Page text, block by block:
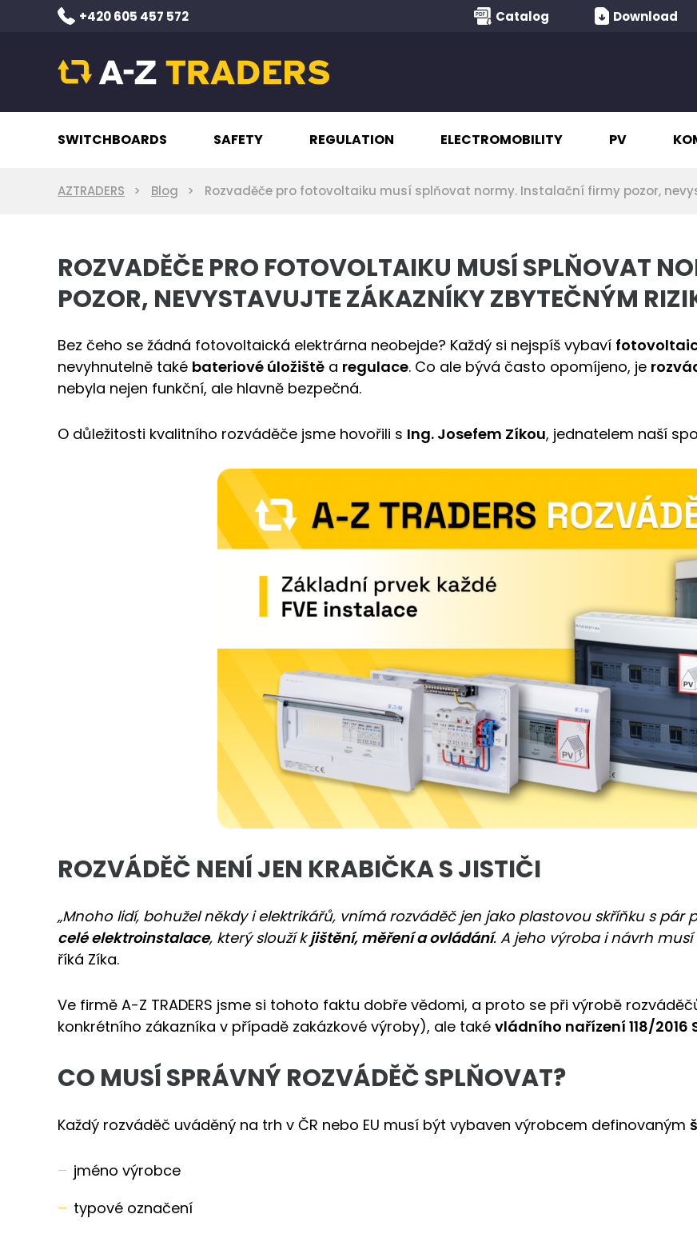
+420 605 457 572 Catalog Download
SWITCHBOARDS SAFETY REGULATION ELECTROMOBILITY PV
AZTRADERS Blog Rozvaděče pro fotovoltaiku musí splňovat normy. Instalační firmy pozor,
ROZVADĚČE PRO FOTOVOLTAIKU MUSÍ SPLŇOVAT
POZOR, NEVYSTAVUJTE ZÁKAZNÍKY ZBYTEČNÝM
Bez čeho se žádná fotovoltaická elektrárna neobejde? Každý si nejspíš vybaví
nevyhnutelně také bateriové úložiště a regulace. Co ale bývá často opomíjeno, je
nebyla nejen funkční, ale hlavně bezpečná.
O důležitosti kvalitního rozváděče jsme hovořili s Ing. Josefem Zíkou, jednatelem naší
ROZVÁDĚČ NENÍ JEN KRABIČKA S JISTIČI
„Mnoho lidí, bohužel někdy i elektrikářů, vnímá rozváděč jen jako plastovou skříňku s pár
celé elektroinstalace, který slouží kjištění, měření a ovládání. A jeho výroba i návrh
říká Zíka.
Ve firmě A-Z TRADERS jsme si tohoto faktu dobře vědomi, a proto se při výrobě
konkrétního zákazníka v případě zakázkové výroby), ale také vládního nařízení 118/2016
CO MUSÍ SPRÁVNÝ ROZVÁDĚČ SPLŇOVAT?
Každý rozváděč uváděný na trh v ČR nebo EU musí být vybaven výrobcem definovaným
jméno výrobce
typové označení